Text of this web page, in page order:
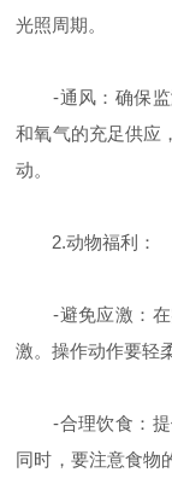
光照周期。
-通风：确保监
和氧气的充足供应
动。
2.动物福利：
-避免应激：在
激。操作动作要轻
-合理饮食：提
同时，要注意食物